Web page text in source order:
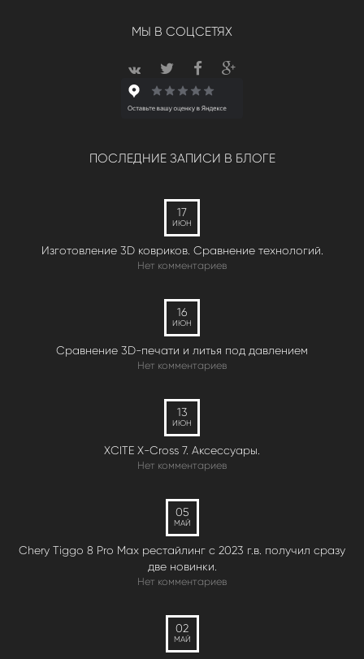
МЫ В СОЦСЕТЯХ
ПОСЛЕДНИЕ ЗАПИСИ В БЛОГЕ
17
ИЮН
Изготовление 3D ковриков. Сравнение технологий.
Нет комментариев
16
ИЮН
Сравнение 3D-печати и литья под давлением
Нет комментариев
13
ИЮН
XCITE X-Cross 7. Аксессуары.
Нет комментариев
05
МАЙ
Chery Tiggo 8 Pro Max рестайлинг с 2023 г.в. получил сразу
две новинки.
Нет комментариев
02
МАЙ